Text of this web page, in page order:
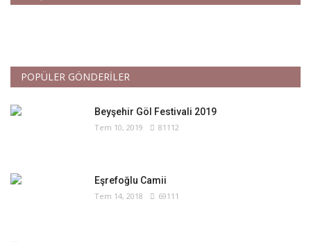
POPÜLER GÖNDERİLER
Beyşehir Göl Festivali 2019
Tem 10, 2019 81112
Eşrefoğlu Camii
Tem 14, 2018 69111